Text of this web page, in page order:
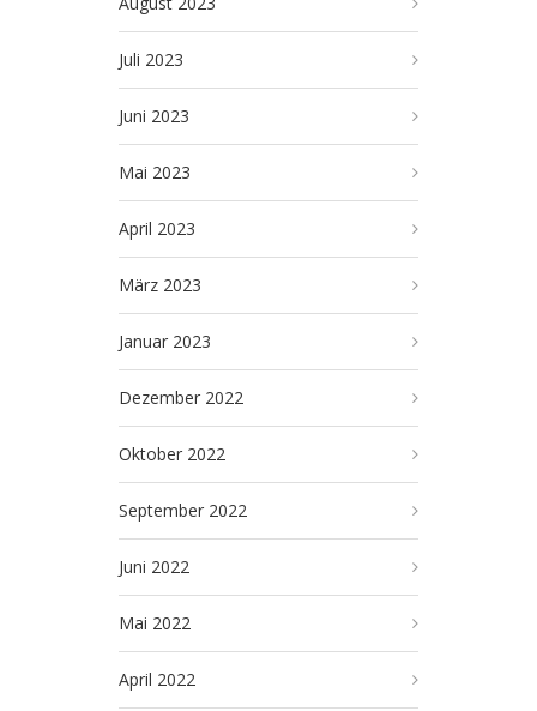
Juli 2023
Juni 2023
Mai 2023
April 2023
März 2023
Januar 2023
Dezember 2022
Oktober 2022
September 2022
Juni 2022
Mai 2022
April 2022